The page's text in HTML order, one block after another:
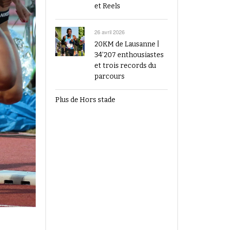
et Reels
26 avril 2026
20KM de Lausanne |
34’207 enthousiastes
et trois records du
parcours
Plus de Hors stade